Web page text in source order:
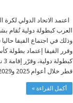
اعتمد الاتحاد الدولي
العرب كبطولة دولية تُقام
وذلك في اجتماع الفيفا
وقرر الفيفا إعتماد
قطر خلال أعوام 2025 و2029 …
أكمل القراءة »